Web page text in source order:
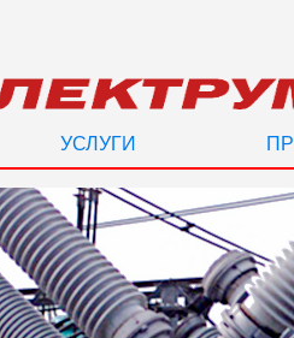
УСЛУГИ